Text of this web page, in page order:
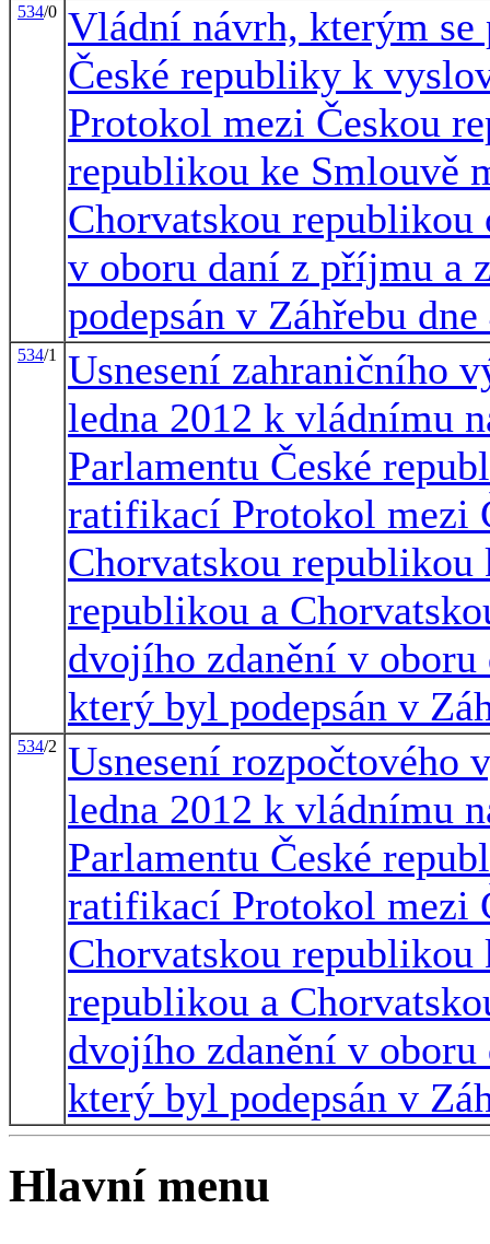
534/0 Vládní návrh, kterým se
České republiky k
Protokol mezi Českou
republikou ke Smlouvě
Chorvatskou republikou
v oboru daní z příjmu a
podepsán v Záhřebu
534/1
Usnesení zahraničního
ledna 2012 k vládnímu
Parlamentu České
ratifikací Protokol mezi
Chorvatskou republikou
republikou a
dvojího zdanění v
který byl podepsán v
534/2
Usnesení rozpočtového
ledna 2012 k vládnímu
Parlamentu České
ratifikací Protokol mezi
Chorvatskou republikou
republikou a
dvojího zdanění v
který byl podepsán v
Hlavní menu